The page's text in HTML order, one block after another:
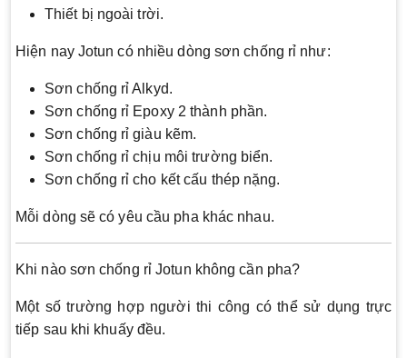
Thiết bị ngoài trời.
Hiện nay Jotun có nhiều dòng sơn chống rỉ như:
Sơn chống rỉ Alkyd.
Sơn chống rỉ Epoxy 2 thành phần.
Sơn chống rỉ giàu kẽm.
Sơn chống rỉ chịu môi trường biển.
Sơn chống rỉ cho kết cấu thép nặng.
Mỗi dòng sẽ có yêu cầu pha khác nhau.
Khi nào sơn chống rỉ Jotun không cần pha?
Một số trường hợp người thi công có thể sử dụng trực
tiếp sau khi khuấy đều.